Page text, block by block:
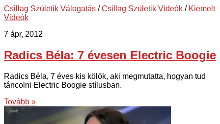
Csillag Születik Válogatás /Csillag Születik Videók / Kiemelt
Videók
7 ápr, 2012
Radics Béla: 7 évesen Electric Boogie
Radics Béla, 7 éves kis kölök, aki megmutatta, hogyan tud
táncolni Electric Boogie stílusban.
Tovább »